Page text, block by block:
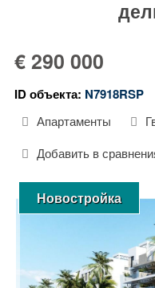
€ 290 000
ID объекта: N7918RSP
Апартаменты
Добавить в
Новостройка